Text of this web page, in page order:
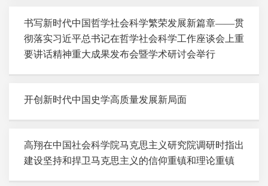
书写新时代中国哲学社会科学繁荣发展新篇章——贯
彻落实习近平总书记在哲学社会科学工作座谈会上重
要讲话精神重大成果发布会暨学术研讨会举行
开创新时代中国史学高质量发展新局面
高翔在中国社会科学院马克思主义研究院调研时指出
建设坚持和捍卫马克思主义的信仰重镇和理论重镇